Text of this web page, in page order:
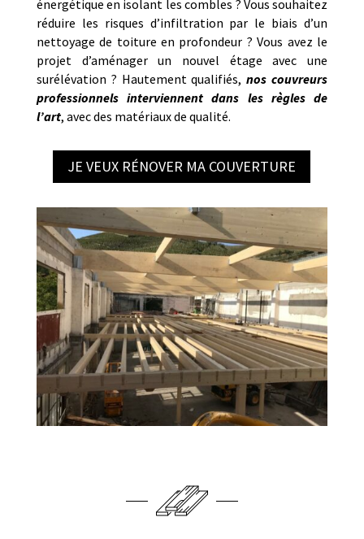
énergétique en isolant les combles ? Vous souhaitez
réduire les risques d’infiltration par le biais d’un
nettoyage de toiture en profondeur ? Vous avez le
projet d’aménager un nouvel étage avec une
surélévation ? Hautement qualifiés,nos couvreurs
professionnels interviennent dans les règles de
l’art, avec des matériaux de qualité.
JE VEUX RÉNOVER MA COUVERTURE